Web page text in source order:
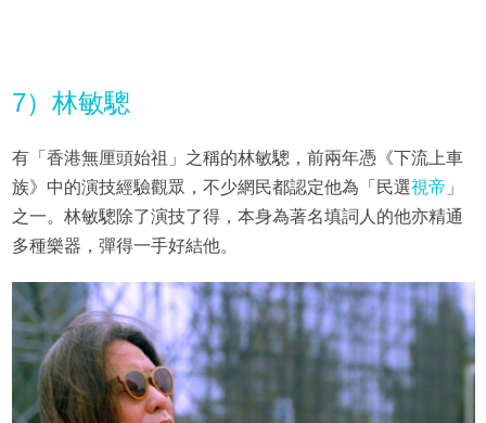
7）林敏驄
有「香港無厘頭始祖」之稱的林敏驄，前兩年憑《下流上車
族》中的演技經驗觀眾，不少網民都認定他為「民選視帝 」
之一。林敏驄除了演技了得，本身為著名填詞人的他亦精通
多種樂器，彈得一手好結他。